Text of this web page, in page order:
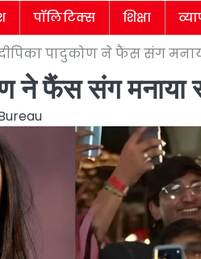
पॉलिटिक्स शिक्षा
पादुकोण ने फैंस संग
ने फैंस संग मनाया